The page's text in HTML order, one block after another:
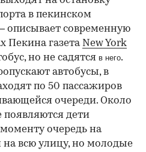
в пекинском
описывает современную
Пекина газета New York
но не садятся в него.
автобусы, в
по 50 пассажиров
очереди. Около
появляются дети
очередь на
на всю улицу, но молодые